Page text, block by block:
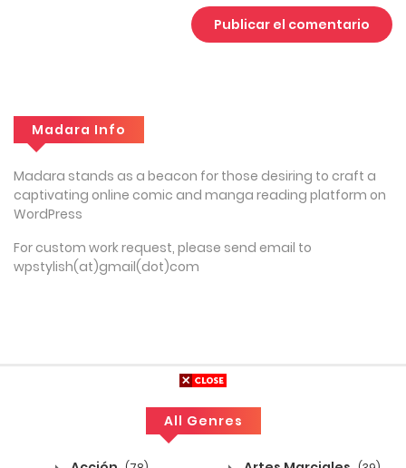
Madara Info
Madara stands as a beacon for those desiring to craft a
captivating online comic and manga reading platform on
WordPress
For custom work request, please send email to
wpstylish(at)gmail(dot)com
All Genres